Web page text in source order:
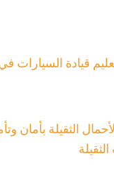
الثقيلة بأمان